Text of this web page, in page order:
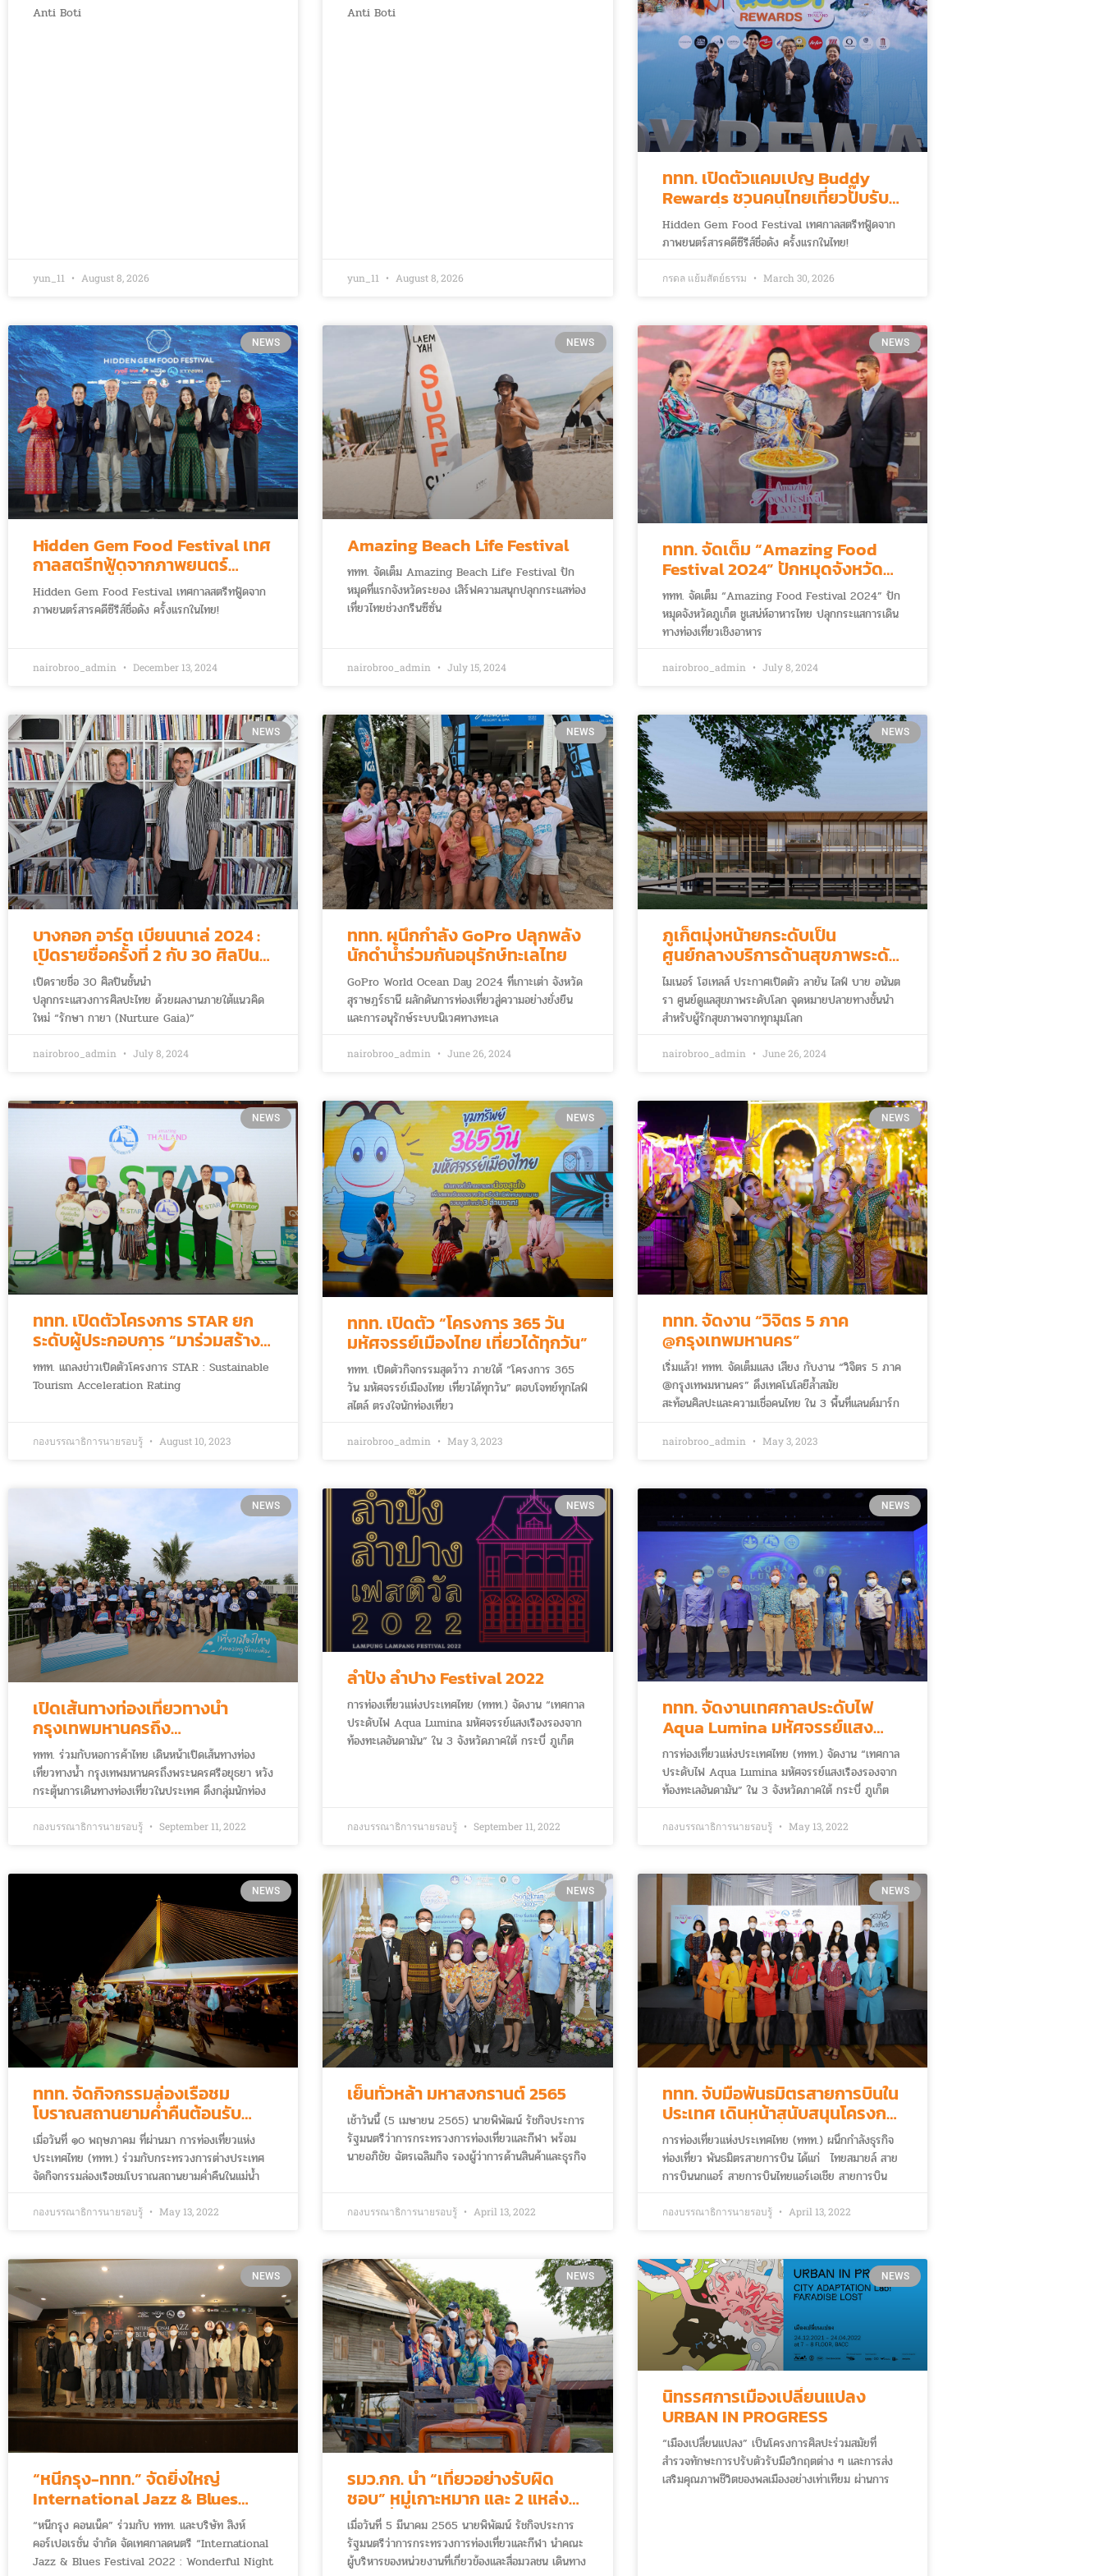
Anti Boti
yun_11 August 8, 2026
Anti Boti
yun_11 August 8, 2026
ททท. เปิดตัวแคมเปญ Buddy
Rewards ชวนคนไทยเที่ยวปั๊บรับ
พอยต์ ยิ่งเที่ยว ยิ่งได้!
Hidden Gem Food Festival เทศกาลสตรีทฟู้ดจาก
ภาพยนตร์สารคดีซีรีส์ชื่อดัง ครั้งแรกในไทย!
กรดล แย้มสัตย์ธรรม March 30, 2026
NEWS
Hidden Gem Food Festival เทศ
กาลสตรีทฟู้ดจากภาพยนตร์
สารคดีซีรีส์ชื่อดัง
Hidden Gem Food Festival เทศกาลสตรีทฟู้ดจาก
ภาพยนตร์สารคดีซีรีส์ชื่อดัง ครั้งแรกในไทย!
nairobroo_admin December 13, 2024
NEWS
Amazing Beach Life Festival
ททท. จัดเต็ม Amazing Beach Life Festival ปัก
หมุดที่แรกจังหวัดระยอง เสิร์ฟความสนุกปลุกกระแสท่อง
เที่ยวไทยช่วงกรีนซีซั่น
nairobroo_admin July 15, 2024
NEWS
ททท. จัดเต็ม “Amazing Food
Festival 2024” ปักหมุดจังหวัด
ภูเก็ต ชูเสน่ห์อาหารไทย ปลุก
กระแสการเดินทางท่องเที่ยวเชิง
อาหาร
ททท. จัดเต็ม “Amazing Food Festival 2024” ปัก
หมุดจังหวัดภูเก็ต ชูเสน่ห์อาหารไทย ปลุกกระแสการเดิน
ทางท่องเที่ยวเชิงอาหาร
nairobroo_admin July 8, 2024
NEWS
บางกอก อาร์ต เบียนนาเล่ 2024 :
เปิดรายชื่อครั้งที่ 2 กับ 30 ศิลปิน
ชั้นนำผ่านแนวคิด “รักษา กายา
(Nurture Gaia)”
เปิดรายชื่อ 30 ศิลปินชั้นนำ
ปลุกกระแสวงการศิลปะไทย ด้วยผลงานภายใต้แนวคิด
ใหม่ “รักษา กายา (Nurture Gaia)”
nairobroo_admin July 8, 2024
NEWS
ททท. ผนึกกำลัง GoPro ปลุกพลัง
นักดำน้ำร่วมกันอนุรักษ์ทะเลไทย
GoPro World Ocean Day 2024 ที่เกาะเต่า จังหวัด
สุราษฎร์ธานี ผลักดันการท่องเที่ยวสู่ความอย่างยั่งยืน
และการอนุรักษ์ระบบนิเวศทางทะเล
nairobroo_admin June 26, 2024
NEWS
ภูเก็ตมุ่งหน้ายกระดับเป็น
ศูนย์กลางบริการด้านสุขภาพระดับ
โลก
ไมเนอร์ โฮเทลส์ ประกาศเปิดตัว ลายัน ไลฟ์ บาย อนันต
รา ศูนย์ดูแลสุขภาพระดับโลก จุดหมายปลายทางชั้นนำ
สำหรับผู้รักสุขภาพจากทุกมุมโลก
nairobroo_admin June 26, 2024
NEWS
ททท. เปิดตัวโครงการ STAR ยก
ระดับผู้ประกอบการ “มาร่วมสร้าง
ท่องเที่ยวไทยให้ยั่งยืน”
ททท. แถลงข่าวเปิดตัวโครงการ STAR : Sustainable
Tourism Acceleration Rating
กองบรรณาธิการนายรอบรู้ August 10, 2023
NEWS
ททท. เปิดตัว “โครงการ 365 วัน
มหัศจรรย์เมืองไทย เที่ยวได้ทุกวัน”
ททท. เปิดตัวกิจกรรมสุดว้าว ภายใต้ “โครงการ 365
วัน มหัศจรรย์เมืองไทย เที่ยวได้ทุกวัน” ตอบโจทย์ทุกไลฟ์
สไตล์ ตรงใจนักท่องเที่ยว
nairobroo_admin May 3, 2023
NEWS
ททท. จัดงาน “วิจิตร 5 ภาค
@กรุงเทพมหานคร”
เริ่มแล้ว! ททท. จัดเต็มแสง เสียง กับงาน “วิจิตร 5 ภาค
@กรุงเทพมหานคร” ดึงเทคโนโลยีล้ำสมัย
สะท้อนศิลปะและความเชื่อคนไทย ใน 3 พื้นที่แลนด์มาร์ก
nairobroo_admin May 3, 2023
NEWS
เปิดเส้นทางท่องเที่ยวทางน้ำ
กรุงเทพมหานครถึง
พระนครศรีอยุธยา
ททท. ร่วมกับหอการค้าไทย เดินหน้าเปิดเส้นทางท่อง
เที่ยวทางน้ำ กรุงเทพมหานครถึงพระนครศรีอยุธยา หวัง
กระตุ้นการเดินทางท่องเที่ยวในประเทศ ดึงกลุ่มนักท่อง
กองบรรณาธิการนายรอบรู้ September 11, 2022
NEWS
ลำปัง ลำปาง Festival 2022
การท่องเที่ยวแห่งประเทศไทย (ททท.) จัดงาน “เทศกาล
ประดับไฟ Aqua Lumina มหัศจรรย์แสงเรืองรองจาก
ท้องทะเลอันดามัน” ใน 3 จังหวัดภาคใต้ กระบี่ ภูเก็ต
กองบรรณาธิการนายรอบรู้ September 11, 2022
NEWS
ททท. จัดงานเทศกาลประดับไฟ
Aqua Lumina มหัศจรรย์แสง
เรืองรองจากท้องทะเลอันดามัน ริม
ชายหาด ภูเก็ต กระบี่ และพังงา
การท่องเที่ยวแห่งประเทศไทย (ททท.) จัดงาน “เทศกาล
ประดับไฟ Aqua Lumina มหัศจรรย์แสงเรืองรองจาก
ท้องทะเลอันดามัน” ใน 3 จังหวัดภาคใต้ กระบี่ ภูเก็ต
สร้างมาตรฐานด้านความเชื่อมั่นให้แก่นักท่องเที่ยวทั้งชาว
กองบรรณาธิการนายรอบรู้ May 13, 2022
NEWS
ททท. จัดกิจกรรมล่องเรือชม
โบราณสถานยามค่ำคืนต้อนรับ
คณะผู้แทนเขตเศรษฐกิจเอเปค
เมื่อวันที่ ๑๐ พฤษภาคม ที่ผ่านมา การท่องเที่ยวแห่ง
ประเทศไทย (ททท.) ร่วมกับกระทรวงการต่างประเทศ
จัดกิจกรรมล่องเรือชมโบราณสถานยามค่ำคืนในแม่น้ำ
ร่วมการประชุมเจ้าหน้าที่อาวุโสเอเปค ครั้งที่ ๒ ระหว่าง
๒๕๖๕ ภายใต้แนวคิดหลัก “เปิดกว้างสร้างสัมพันธ์
เชื่อมโยงกัน สู่สมดุล” หรือ “Open. Connect.
Balance.” มุ่งเน้นการฟื้นฟูเศรษฐกิจในภูมิภาคเอเชีย-
แปซิฟิก ยุคหลังโควิด-19 ให้มีการค้า การลงทุนที่เปิด
กว้าง เสรี และมีพลวัต เชื่อมโยงความสะดวกและ
ปลอดภัย พร้อมกำหนดแผนการพัฒนาอย่างยั่งยืนภาย
ใต้แนวคิดเศรษฐกิจ BCG เพื่อการเตรียมรับมือ
สถานการณ์ความผันผวนต่าง ๆ ในโลก
กองบรรณาธิการนายรอบรู้ May 13, 2022
NEWS
เย็นทั่วหล้า มหาสงกรานต์ 2565
เช้าวันนี้ (5 เมษายน 2565) นายพิพัฒน์ รัชกิจประการ
รัฐมนตรีว่าการกระทรวงการท่องเที่ยวและกีฬา พร้อม
นายอภิชัย ฉัตรเฉลิมกิจ รองผู้ว่าการด้านสินค้าและธุรกิจ
2565” แก่นายกรัฐมนตรีและคณะรัฐมนตรี เป็นการ
เดินทางท่องเที่ยวภายในประเทศช่วงเทศกาลสงกรานต์ปี
นี้ ณ ตึกสันติไมตรี ทำเนียบรัฐบาล
กองบรรณาธิการนายรอบรู้ April 13, 2022
NEWS
ททท. จับมือพันธมิตรสายการบินใน
ประเทศ เดินหน้าสนับสนุนโครงการ
“นางฟ้าพาเที่ยวทั่วไทย”
การท่องเที่ยวแห่งประเทศไทย (ททท.) ผนึกกำลังธุรกิจ
ท่องเที่ยว พันธมิตรสายการบิน ได้แก่ ไทยสมายล์ สาย
การบินนกแอร์ สายการบินไทยแอร์เอเชีย สายการบิน
บินบางกอกแอร์เวย์ส ร่วมสนับสนุนการจัดโครงการ
กองบรรณาธิการนายรอบรู้ April 13, 2022
NEWS
“หนีกรุง-ททท.” จัดยิ่งใหญ่
International Jazz & Blues
Festival 2022 ดึง “KENNY G”
ศิลปินแจ๊สระดับโลกร่วมงาน หวัง
ปลุกกระแสการท่องเที่ยวคึกคัก
“หนีกรุง คอนเน็ค” ร่วมกับ ททท. และบริษัท สิงห์
คอร์เปอเรชั่น จำกัด จัดเทศกาลดนตรี “International
Jazz & Blues Festival 2022 : Wonderful Night
NEWS
รมว.กก. นำ “เที่ยวอย่างรับผิด
ชอบ” หมู่เกาะหมาก และ 2 แหล่ง
ท่องเที่ยว Unseen จังหวัดตราด
เมื่อวันที่ 5 มีนาคม 2565 นายพิพัฒน์ รัชกิจประการ
รัฐมนตรีว่าการกระทรวงการท่องเที่ยวและกีฬา นำคณะ
ผู้บริหารของหน่วยงานที่เกี่ยวข้องและสื่อมวลชน เดินทาง
NEWS
นิทรรศการเมืองเปลี่ยนแปลง
URBAN IN PROGRESS
“เมืองเปลี่ยนแปลง” เป็นโครงการศิลปะร่วมสมัยที่
สำรวจทักษะการปรับตัวรับมือวิกฤตต่าง ๆ และการส่ง
เสริมคุณภาพชีวิตของพลเมืองอย่างเท่าเทียม ผ่านการ